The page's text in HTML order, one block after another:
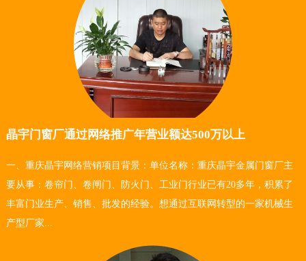
晶宇门窗厂通过网络推广年营业额达500万以上
一、重庆晶宇网络营销项目背景：单位名称：重庆晶宇金属门窗厂主
要从事：卷帘门、卷闸门、防火门、工业门行业已有20多年，积累了
丰富门业生产、销售、批发的经验。想通过互联网转型的一家机械生
产型厂家...